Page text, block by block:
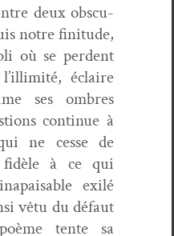
deux obscu­
notre fini­tude,
où se per­dent
éclaire
ses ombres
con­tin­ue à
ne cesse de
à ce qui
exilé
vêtu du défaut
tente sa